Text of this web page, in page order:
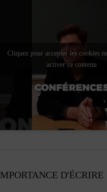
Cliquez pour accepter les cookies
activer ce contenu
D'ÉCRIRE